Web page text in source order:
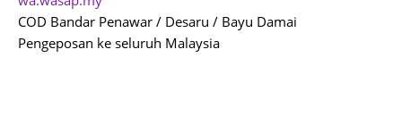
COD Bandar Penawar / Desaru / Bayu Damai
Pengeposan ke seluruh Malaysia